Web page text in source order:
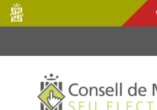
Saltar al contenido principal
Consell
de
Mallorca